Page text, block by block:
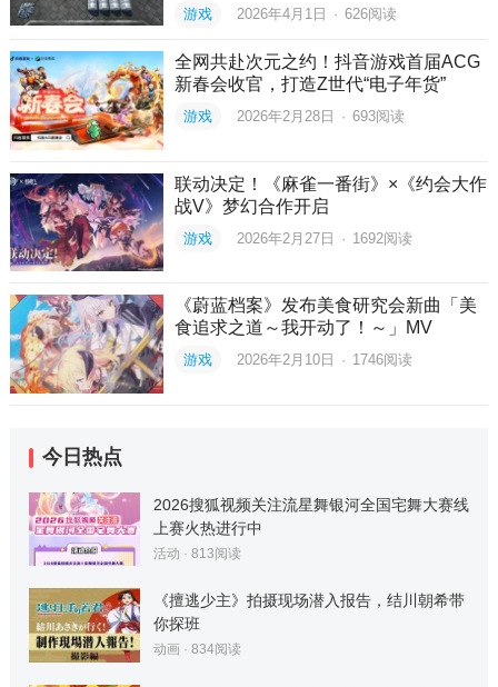
游戏 2026年4月1日 · 626阅读
全网共赴次元之约！抖音游戏首届ACG
新春会收官，打造Z世代“电子年货”
游戏 2026年2月28日 · 693阅读
联动决定！《麻雀一番街》×《约会大作
战V》梦幻合作开启
游戏 2026年2月27日 · 1692阅读
《蔚蓝档案》发布美食研究会新曲「美
食追求之道～我开动了！～」MV
游戏 2026年2月10日 · 1746阅读
今日热点
2026搜狐视频关注流星舞银河全国宅舞大赛线
上赛火热进行中
活动 · 813阅读
《擅逃少主》拍摄现场潜入报告，结川朝希带
你探班
动画· 834阅读